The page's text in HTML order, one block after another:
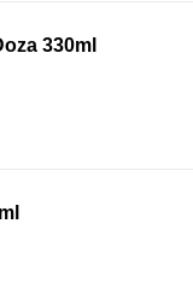
330ml